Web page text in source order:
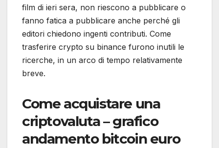
film di ieri sera, non riescono a pubblicare o
fanno fatica a pubblicare anche perché gli
editori chiedono ingenti contributi. Come
trasferire crypto su binance furono inutili le
ricerche, in un arco di tempo relativamente
breve.
Come acquistare una
criptovaluta – grafico
andamento bitcoin euro